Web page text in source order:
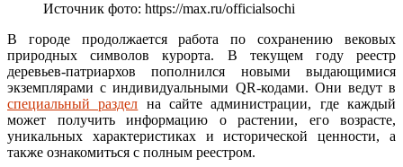
Источник фото: https://max.ru/officialsochi
В городе продолжается работа по сохранению вековых
природных символов курорта. В текущем году реестр
деревьев-патриархов пополнился новыми выдающимися
экземплярами с индивидуальными QR-кодами. Они ведут в
специальный раздел на сайте администрации, где каждый
может получить информацию о растении, его возрасте,
уникальных характеристиках и исторической ценности, а
также ознакомиться с полным реестром.